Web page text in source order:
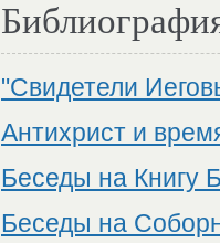
"Свидетели
Антихрист и
Беседы на Книгу
Беседы на